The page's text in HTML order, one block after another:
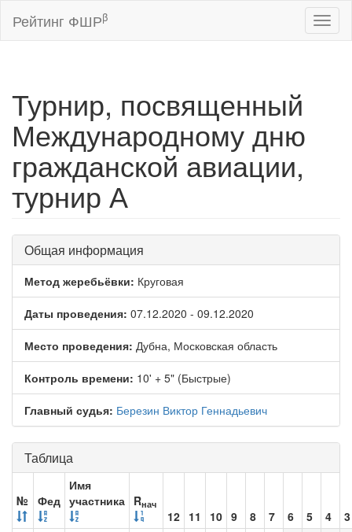
Рейтинг ФШРβ
Турнир, посвященный
Международному дню
гражданской авиации,
турнир А
Общая информация
Метод жеребьёвки: Круговая
Даты проведения: 07.12.2020 - 09.12.2020
Место проведения: Дубна, Московская область
Контроль времени: 10' + 5" (Быстрые)
Главный судья: Березин Виктор Геннадьевич
Таблица
№ Фед
Имя
участника Rнач
12 11 10 9 8 7 6 5 4
3